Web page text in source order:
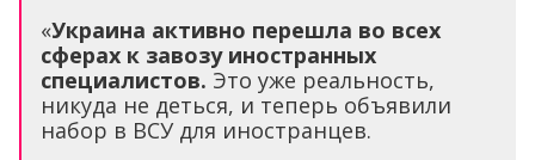
«Украина активно перешла во всех
сферах к завозу иностранных
специалистов. Это уже реальность,
никуда не деться, и теперь объявили
набор в ВСУ для иностранцев.